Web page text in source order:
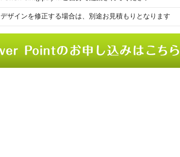
デザインを修正する場合は、別途お見積もりとなります